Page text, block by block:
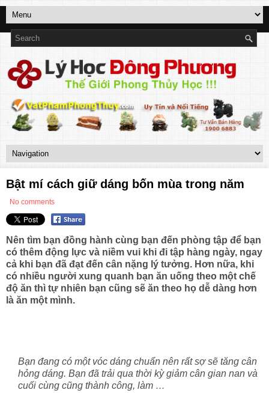
Bật mí cách giữ dáng bốn mùa trong năm
No comments
Nên tìm bạn đồng hành cùng bạn đến phòng tập để bạn
có thêm động lực và niềm vui khi đi tập hàng ngày, ngay
cả khi bạn đã đạt đến cân nặng lý tưởng. Hơn nữa, khi
có nhiều người xung quanh bạn ăn uống theo một chế
độ ăn thì tự nhiên bạn cũng sẽ ăn theo họ dễ dàng hơn
là ăn một mình.
Bạn đang có một vóc dáng chuẩn nên rất sợ sẽ tăng cân
hỏng dáng. Bạn đã trải qua thời kỳ giảm cân gian nan và
cuối cùng cũng thành công, làm …